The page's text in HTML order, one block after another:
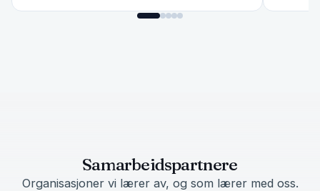
Samarbeidspartnere
Organisasjoner vi lærer av, og som lærer med oss.